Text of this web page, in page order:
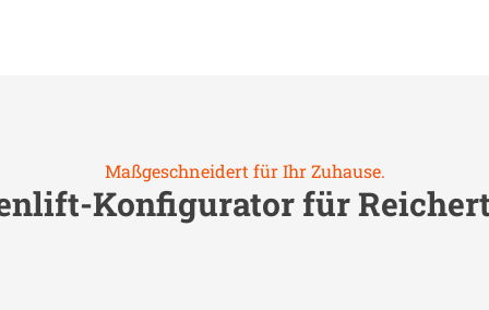
Maßgeschneidert für Ihr Zuhause.
Konfigurator für